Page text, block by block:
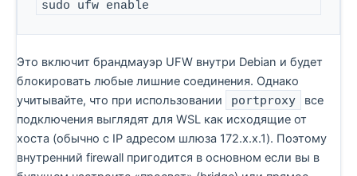
sudo ufw enable
Это включит брандмауэр UFW внутри Debian и будет
блокировать любые лишние соединения. Однако
учитывайте, что при использовании
portproxy
все
подключения выглядят для WSL как исходящие от
хоста (обычно с IP адресом шлюза 172.x.x.1). Поэтому
внутренний firewall пригодится в основном если вы в